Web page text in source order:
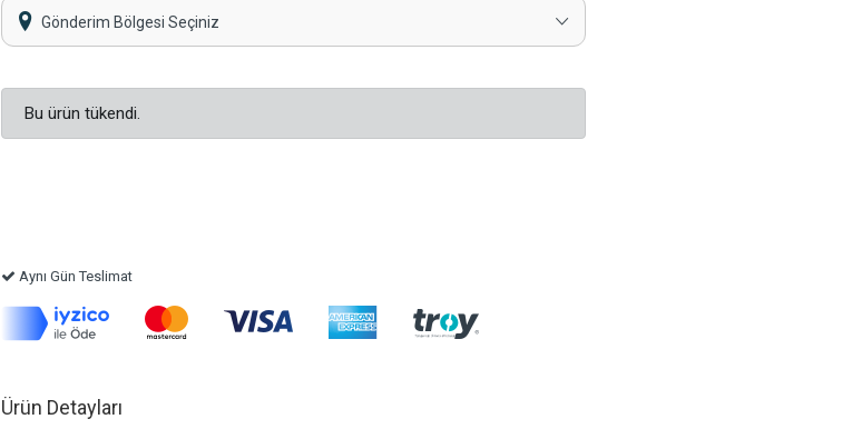
Gönderim Bölgesi Seçiniz
Bu ürün tükendi.
Aynı Gün Teslimat
Ürün Detayları